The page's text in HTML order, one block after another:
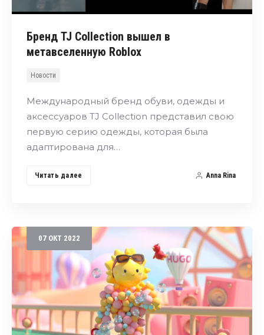
Бренд TJ Collection вышел в
метавселенную Roblox
Новости
Международный бренд обуви, одежды и
аксессуаров TJ Collection представил свою
первую серию одежды, которая была
адаптирована для…
Читать далее Anna Rina
07 ОКТ 2022